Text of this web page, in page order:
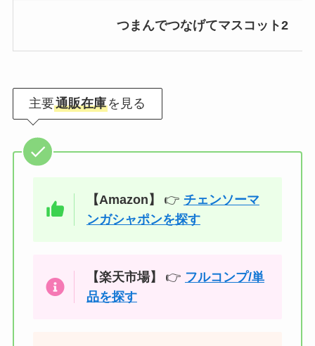
つまんでつなげてマスコット2
主要通販在庫を見る
【Amazon】 👉 チェンソーマ
ンガシャポンを探す
【楽天市場】 👉 フルコンプ/単
品を探す